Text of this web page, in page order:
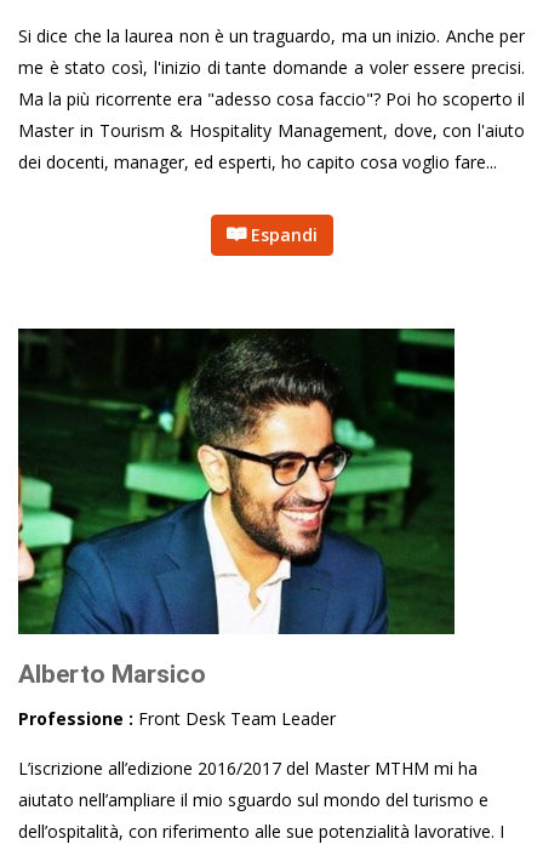
Si dice che la laurea non è un traguardo, ma un inizio. Anche per
me è stato così, l'inizio di tante domande a voler essere precisi.
Ma la più ricorrente era "adesso cosa faccio"? Poi ho scoperto il
Master in Tourism & Hospitality Management, dove, con l'aiuto
dei docenti, manager, ed esperti, ho capito cosa voglio fare...
Espandi
Alberto Marsico
Professione : Front Desk Team Leader
L’iscrizione all’edizione 2016/2017 del Master MTHM mi ha
aiutato nell’ampliare il mio sguardo sul mondo del turismo e
dell’ospitalità, con riferimento alle sue potenzialità lavorative. I